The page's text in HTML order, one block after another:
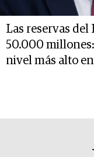
Las reservas del
50.000 millones:
nivel más alto